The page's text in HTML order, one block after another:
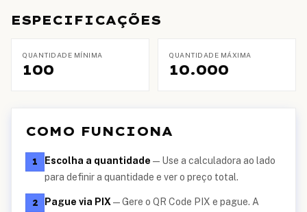
ESPECIFICAÇÕES
QUANTIDADE MÍNIMA
100
QUANTIDADE MÁXIMA
10.000
COMO FUNCIONA
1 Escolha a quantidade — Use a calculadora ao lado
para definir a quantidade e ver o preço total.
2 Pague via PIX —Gere o QR Code PIX e pague. A